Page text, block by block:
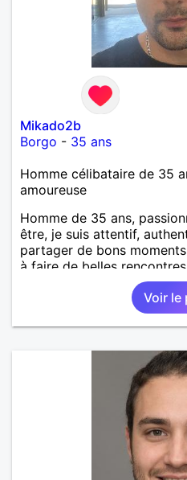
Mikado2b
Borgo - 35 ans
Homme célibataire de 35
amoureuse
Homme de 35 ans,
être, je suis attentif,
partager de bons
à faire de belles
la complicité. Si tu aimes
les discussions sincères,
Voir le